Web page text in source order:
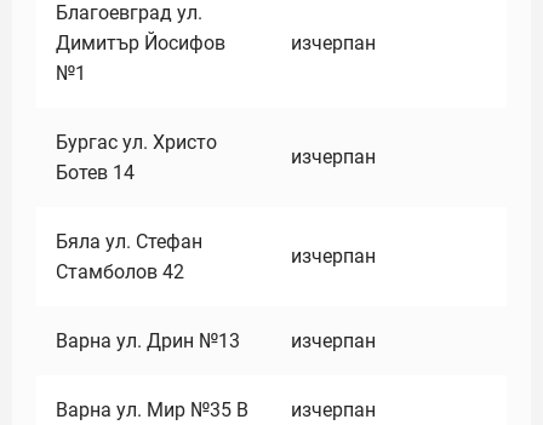
Благоевград ул.
Димитър Йосифов
№1
изчерпан
Бургас ул. Христо
Ботев 14
изчерпан
Бяла ул. Стефан
Стамболов 42
изчерпан
Варна ул. Дрин №13 изчерпан
Варна ул. Мир №35 В изчерпан